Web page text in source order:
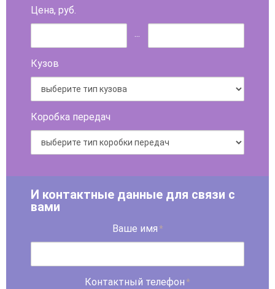
Цена, руб.
...
Кузов
Коробка передач
И контактные данные для связи с
вами
Ваше имя *
Контактный телефон *